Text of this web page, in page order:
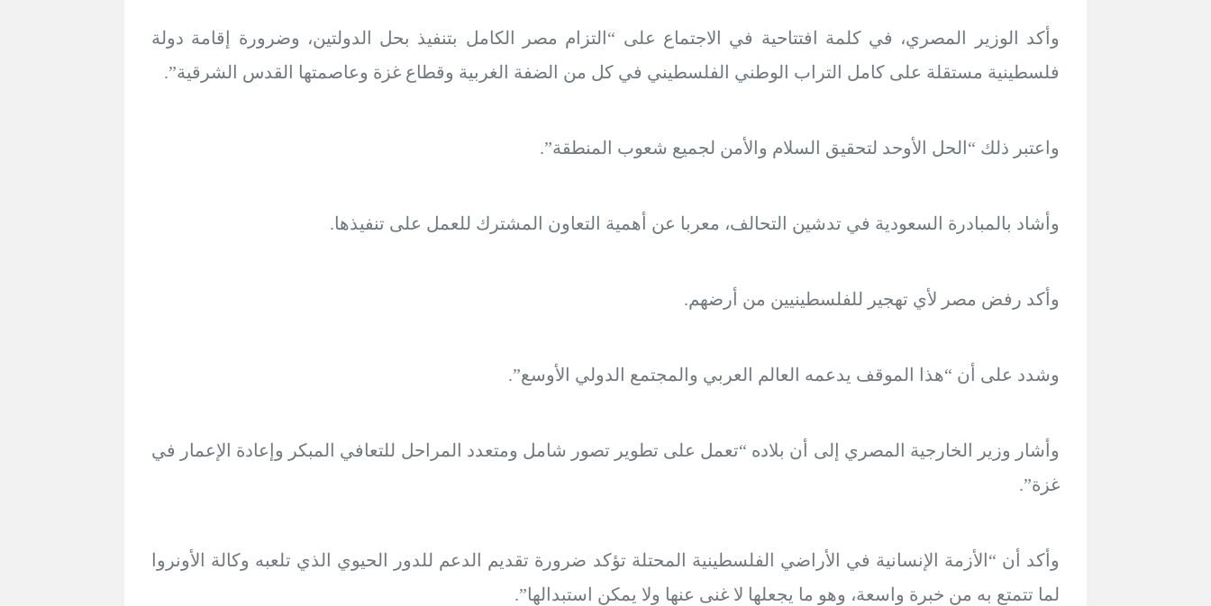
وأكد الوزير المصري، في كلمة افتتاحية في الاجتماع على “التزام مصر الكامل بتنفيذ بحل الدولتين، وضرورة إقامة دولة
فلسطينية مستقلة على كامل التراب الوطني الفلسطيني في كل من الضفة الغربية وقطاع غزة وعاصمتها القدس الشرقية”.
واعتبر ذلك “الحل الأوحد لتحقيق السلام والأمن لجميع شعوب المنطقة”.
وأشاد بالمبادرة السعودية في تدشين التحالف، معربا عن أهمية التعاون المشترك للعمل على تنفيذها.
وأكد رفض مصر لأي تهجير للفلسطينيين من أرضهم.
وشدد على أن “هذا الموقف يدعمه العالم العربي والمجتمع الدولي الأوسع”.
وأشار وزير الخارجية المصري إلى أن بلاده “تعمل على تطوير تصور شامل ومتعدد المراحل للتعافي المبكر وإعادة الإعمار في
غزة”.
وأكد أن “الأزمة الإنسانية في الأراضي الفلسطينية المحتلة تؤكد ضرورة تقديم الدعم للدور الحيوي الذي تلعبه وكالة الأونروا
لما تتمتع به من خبرة واسعة، وهو ما يجعلها لا غنى عنها ولا يمكن استبدالها”.